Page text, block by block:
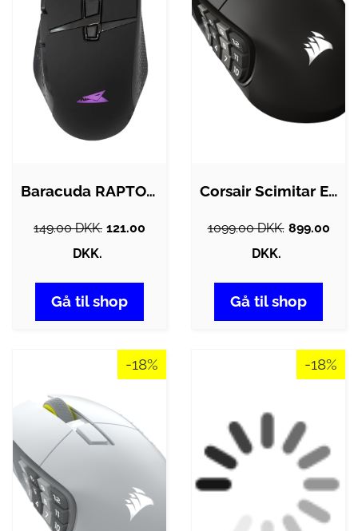
Baracuda RAPTOR 8D / 6400 DPI Gaming Mus…
149.00 DKK. 121.00
DKK.
Gå til shop
Corsair Scimitar Elite Wireless SE MMO -…
1099.00 DKK. 899.00
DKK.
Gå til shop
-18% -18%